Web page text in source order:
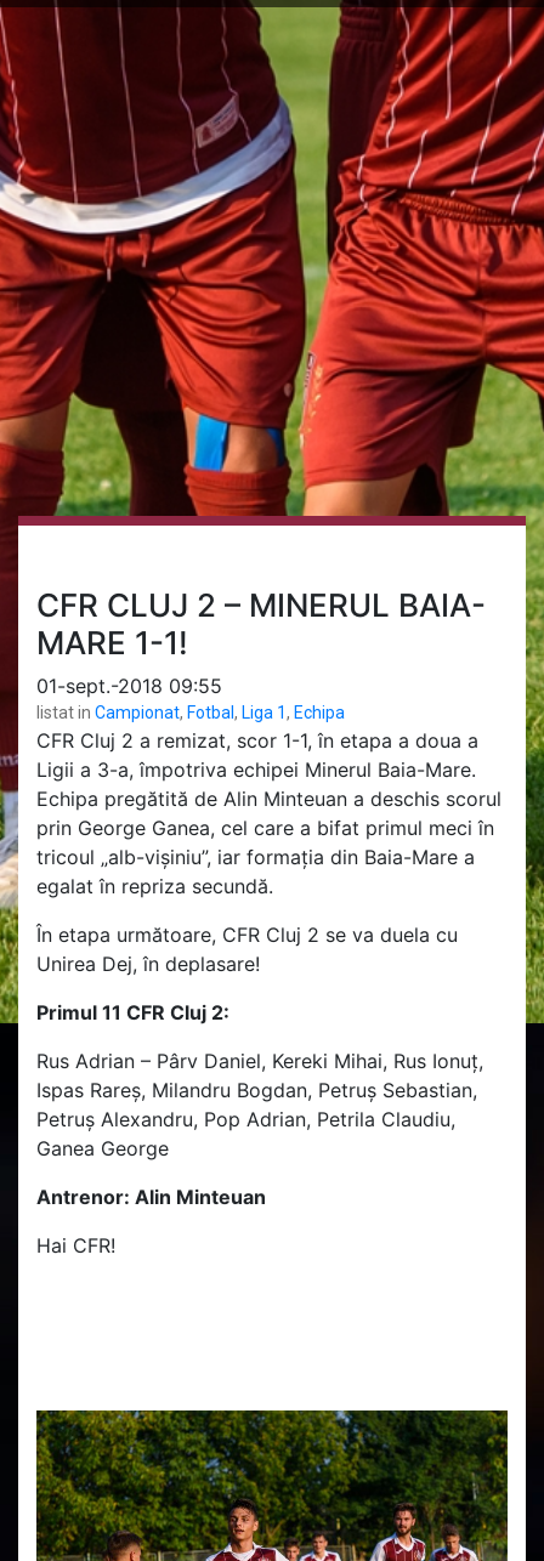
CFR CLUJ 2 – MINERUL BAIA-
MARE 1-1!
01-sept.-2018 09:55
listat in Campionat, Fotbal, Liga 1, Echipa
CFR Cluj 2 a remizat, scor 1-1, în etapa a doua a
Ligii a 3-a, împotriva echipei Minerul Baia-Mare.
Echipa pregătită de Alin Minteuan a deschis scorul
prin George Ganea, cel care a bifat primul meci în
tricoul „alb-vișiniu”, iar formația din Baia-Mare a
egalat în repriza secundă.
În etapa următoare, CFR Cluj 2 se va duela cu
Unirea Dej, în deplasare!
Primul 11 CFR Cluj 2:
Rus Adrian – Pârv Daniel, Kereki Mihai, Rus Ionuț,
Ispas Rareș, Milandru Bogdan, Petruș Sebastian,
Petruș Alexandru, Pop Adrian, Petrila Claudiu,
Ganea George
Antrenor: Alin Minteuan
Hai CFR!